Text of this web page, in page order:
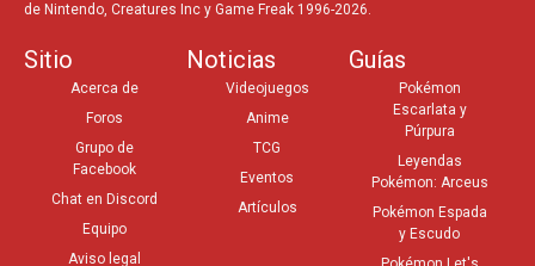
de Nintendo, Creatures Inc y Game Freak 1996-2026.
Sitio
Acerca de
Foros
Grupo de
Facebook
Chat en Discord
Equipo
Aviso legal
Noticias
Videojuegos
Anime
TCG
Eventos
Artículos
Guías
Pokémon
Escarlata y
Púrpura
Leyendas
Pokémon: Arceus
Pokémon Espada
y Escudo